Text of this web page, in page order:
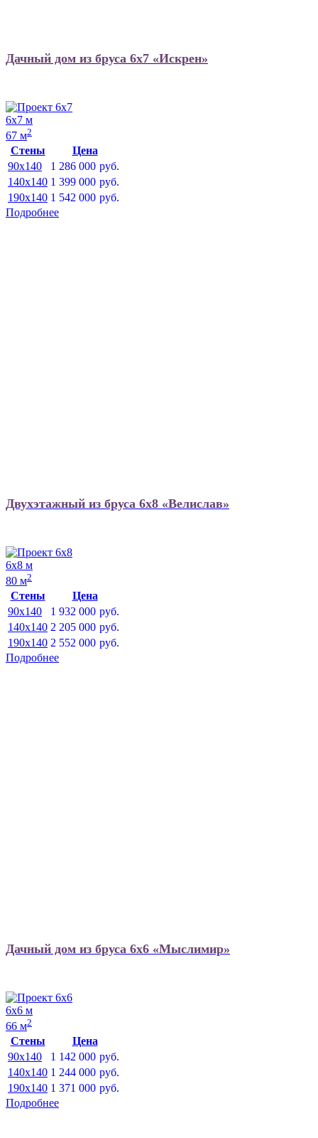
Дачный дом из бруса 6х7 «Искрен»
6х7 м
67 м2
Стены
Цена
90x140
1 286 000 руб.
140x140 1 399 000 руб.
190x140 1 542 000 руб.
Подробнее
Двухэтажный из бруса 6х8 «Велислав»
6х8 м
80 м2
Стены
Цена
90x140
1 932 000 руб.
140x140 2 205 000 руб.
190x140 2 552 000 руб.
Подробнее
Дачный дом из бруса 6х6 «Мыслимир»
6х6 м
66 м2
Стены
Цена
90x140
1 142 000 руб.
140x140 1 244 000 руб.
190x140 1 371 000 руб.
Подробнее